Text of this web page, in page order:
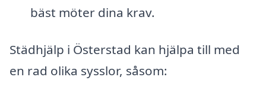
bäst möter dina krav.
Städhjälp i Österstad kan hjälpa till med
en rad olika sysslor, såsom: